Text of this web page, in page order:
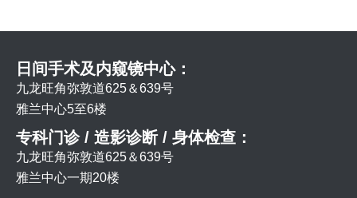
日间手术及内窥镜中心：
九龙旺角弥敦道625＆639号
雅兰中心5至6楼
专科门诊 / 造影诊断 / 身体检查：
九龙旺角弥敦道625＆639号
雅兰中心一期20楼